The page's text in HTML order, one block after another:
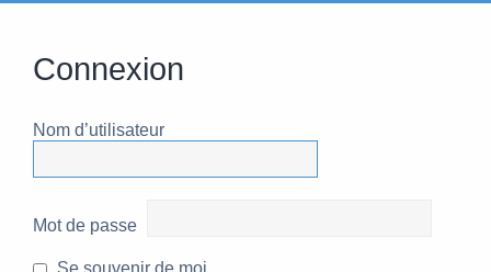
Connexion
Nom d’utilisateur
Mot de passe